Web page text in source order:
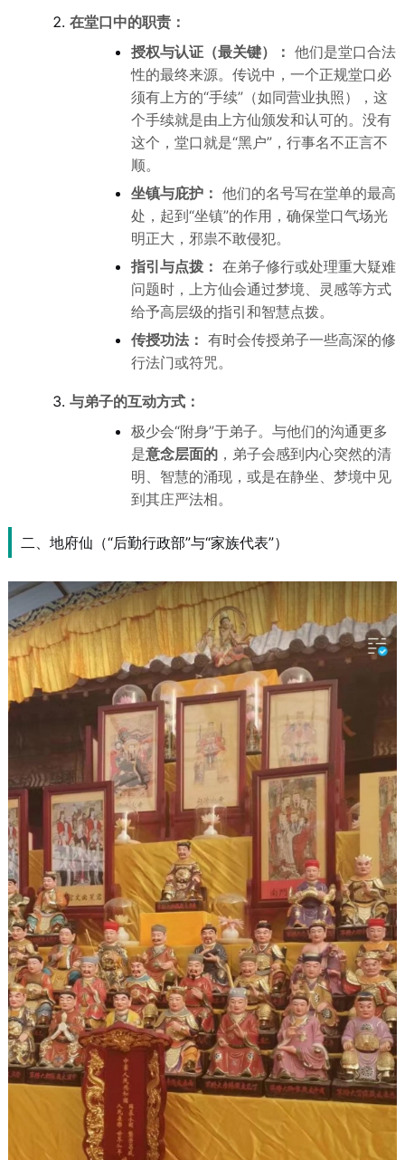
在堂口中的职责：
授权与认证（最关键）： 他们是堂口合法
性的最终来源。传说中，一个正规堂口必
须有上方的“手续”（如同营业执照），这
个手续就是由上方仙颁发和认可的。没有
这个，堂口就是“黑户”，行事名不正言不
顺。
坐镇与庇护： 他们的名号写在堂单的最高
处，起到“坐镇”的作用，确保堂口气场光
明正大，邪祟不敢侵犯。
指引与点拨： 在弟子修行或处理重大疑难
问题时，上方仙会通过梦境、灵感等方式
给予高层级的指引和智慧点拨。
传授功法： 有时会传授弟子一些高深的修
行法门或符咒。
与弟子的互动方式：
极少会“附身”于弟子。与他们的沟通更多
是意念层面的，弟子会感到内心突然的清
明、智慧的涌现，或是在静坐、梦境中见
到其庄严法相。
二、地府仙（“后勤行政部”与“家族代表”）